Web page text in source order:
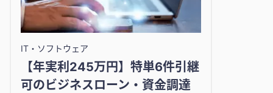
IT・ソフトウェア
【年実利245万円】特単6件引継
可のビジネスローン・資金調達